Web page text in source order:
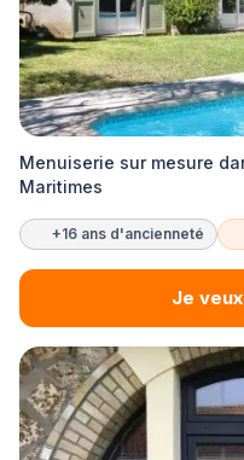
Menuiserie sur mesure
Maritimes
+16 ans d'ancienneté
Je